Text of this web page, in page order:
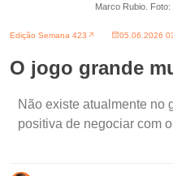
Marco Rubio.
Edição Semana 423 05.06.2026
O jogo grande
Não existe atualmente no
positiva de negociar com